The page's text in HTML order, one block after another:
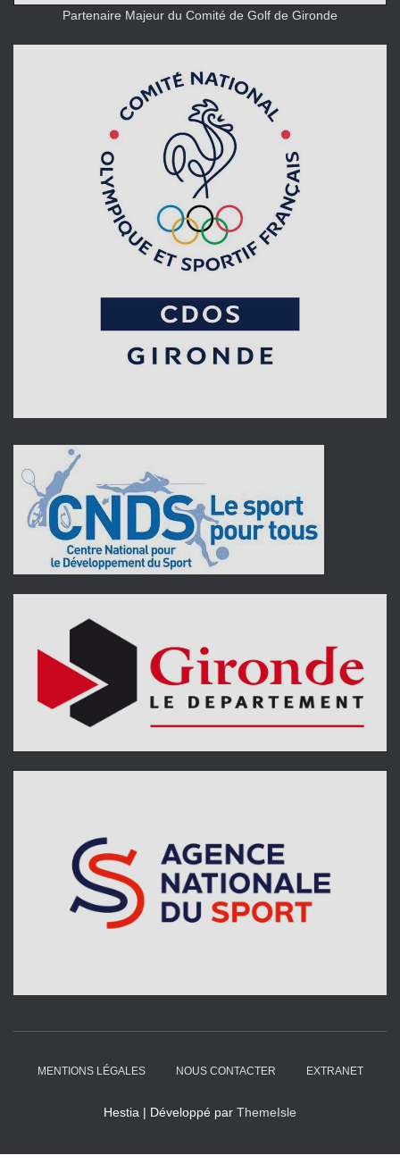
Partenaire Majeur du Comité de Golf de Gironde
MENTIONS LÉGALES NOUS CONTACTER EXTRANET
Hestia | Développé par ThemeIsle